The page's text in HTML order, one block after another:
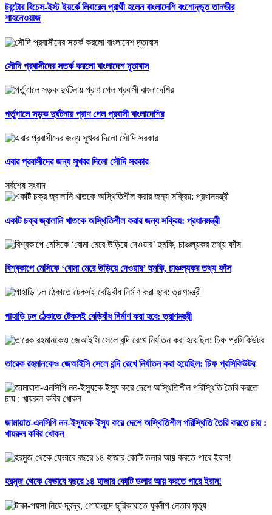
টরন্টোর বিচেস-ইস্ট ইয়র্কে লিবারেল প্রার্থী হলেন বাংলাদেশি বংশোদ্ভূত তানভীর
শাহনেওয়াজ
সৌদি প্রবাসীদের সতর্ক করলো বাংলাদেশ দূতাবাস
পর্তুগালে সড়ক দুর্ঘটনায় প্রাণ গেল প্রবাসী বাংলাদেশির
এবার প্রবাসীদের জন্য সুখবর দিলো সৌদি সরকার
সর্বশেষ সংবাদ
একটি চক্র জ্বালানি খাতকে অস্থিতিশীল করার জন্য সক্রিয়: প্রধানমন্ত্রী
বিশ্বকাপে মেসিকে ‘বোমা মেরে উড়িয়ে দেওয়ার’ হুমকি, চাঞ্চল্যকর তথ্য ফাঁস
পাহাড়ি ঢল ঠেকাতে টেকসই বেড়িবাঁধ নির্মাণ করা হবে: ত্রাণমন্ত্রী
তারেক রহমানকেও জেআইসি সেলে বন্দি রেখে নির্যাতন করা হয়েছিল: চিফ প্রসিকিউটর
জামায়াত-এনসিপি নন-ইস্যুকে ইস্যু করে দেশে অস্থিতিশীল পরিস্থিতি তৈরি করতে চায় :
খায়রুল কবির খোকন
হরমুজ থেকে যেভাবে বছরে ১৪ হাজার কোটি ডলার আয় করতে পারে ইরান!